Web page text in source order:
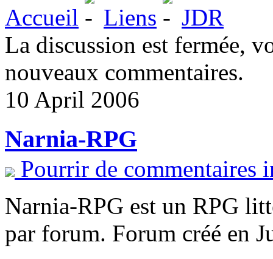
Accueil
Liens
JDR
La discussion est fermée,
nouveaux commentaires.
10 April 2006
Narnia-RPG
Pourrir de commentaires
Narnia-RPG est un RPG
par forum. Forum créé en